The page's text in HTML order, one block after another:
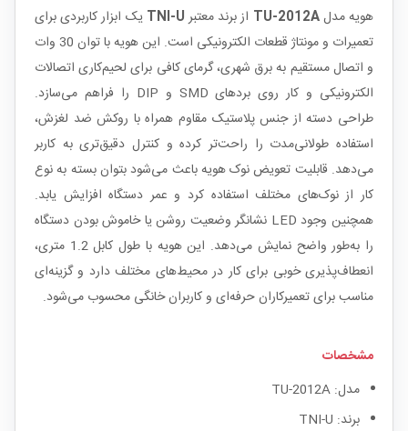
هویه مدلTU-2012A از برند معتبرTNI-U یک ابزار کاربردی برای
تعمیرات و مونتاژ قطعات الکترونیکی است. این هویه با توان 30 وات
و اتصال مستقیم به برق شهری، گرمای کافی برای لحیم‌کاری اتصالات
الکترونیکی و کار روی بردهای SMD و DIP را فراهم می‌سازد.
طراحی دسته از جنس پلاستیک مقاوم همراه با روکش ضد لغزش،
استفاده طولانی‌مدت را راحت‌تر کرده و کنترل دقیق‌تری به کاربر
می‌دهد. قابلیت تعویض نوک هویه باعث می‌شود بتوان بسته به نوع
کار از نوک‌های مختلف استفاده کرد و عمر دستگاه افزایش یابد.
همچنین وجود LED نشانگر وضعیت روشن یا خاموش بودن دستگاه
را به‌طور واضح نمایش می‌دهد. این هویه با طول کابل 1.2 متری،
انعطاف‌پذیری خوبی برای کار در محیط‌های مختلف دارد و گزینه‌ای
مناسب برای تعمیرکاران حرفه‌ای و کاربران خانگی محسوب می‌شود.
مشخصات
مدل: TU-2012A
برند: TNI-U